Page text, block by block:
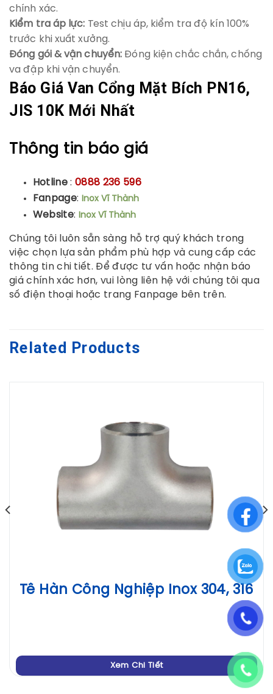
chính xác.
Kiểm tra áp lực: Test chịu áp, kiểm tra độ kín 100%
trước khi xuất xưởng.
Đóng gói & vận chuyển: Đóng kiện chắc chắn, chống
va đập khi vận chuyển.
Báo Giá Van Cổng Mặt Bích PN16,
JIS 10K Mới Nhất
Thông tin báo giá
Hotline: 0888 236 596
Fanpage: Inox Vĩ Thành
Website: Inox Vĩ Thành
Chúng tôi luôn sẵn sàng hỗ trợ quý khách trong
việc chọn lựa sản phẩm phù hợp và cung cấp các
thông tin chi tiết. Để được tư vấn hoặc nhận báo
giá chính xác hơn, vui lòng liên hệ với chúng tôi qua
số điện thoại hoặc trang Fanpage bên trên.
Related Products
Tê Hàn Công Nghiệp Inox 304, 316
Xem Chi Tiết